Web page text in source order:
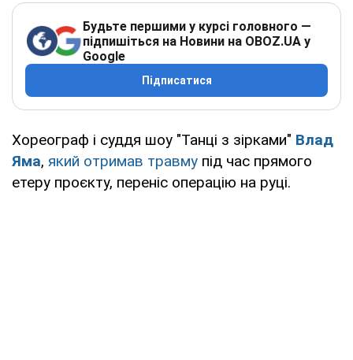
Будьте першими у курсі головного —
підпишіться на Новини на OBOZ.UA у
Google
Підписатися
Хореограф і суддя шоу "Танці з зірками" Влад
Яма, який отримав травму під час прямого
етеру проєкту, переніс операцію на руці.